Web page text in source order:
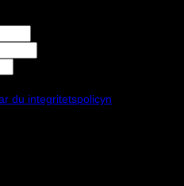
du integritetspolicyn